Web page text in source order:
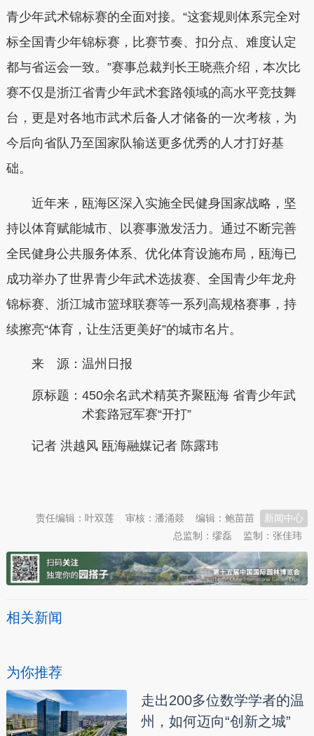
青少年武术锦标赛的全面对接。“这套规则体系完全对
标全国青少年锦标赛，比赛节奏、扣分点、难度认定
都与省运会一致。”赛事总裁判长王晓燕介绍，本次比
赛不仅是浙江省青少年武术套路领域的高水平竞技舞
台，更是对各地市武术后备人才储备的一次考核，为
今后向省队乃至国家队输送更多优秀的人才打好基
础。
近年来，瓯海区深入实施全民健身国家战略，坚
持以体育赋能城市、以赛事激发活力。通过不断完善
全民健身公共服务体系、优化体育设施布局，瓯海已
成功举办了世界青少年武术选拔赛、全国青少年龙舟
锦标赛、浙江城市篮球联赛等一系列高规格赛事，持
续擦亮“体育，让生活更美好”的城市名片。
来 源：温州日报
原标题： 450余名武术精英齐聚瓯海 省青少年武
术套路冠军赛“开打”
记者 洪越风 瓯海融媒记者 陈露玮
新闻中心
编辑：鲍苗苗
审核：潘涌燚
责任编辑：叶双莲
监制：张佳玮
总监制：缪磊
相关新闻
为你推荐
走出200多位数学学者的温
州，如何迈向“创新之城”